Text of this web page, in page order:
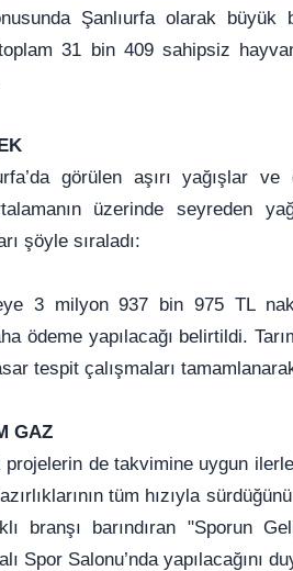
Şanlıurfa olarak büyük
31 bin 409 sahipsiz
görülen aşırı yağışlar
üzerinde seyreden
şöyle sıraladı:
3 milyon 937 bin 975 TL
ödeme yapılacağı belirtildi.
tespit çalışmaları
GAZ
projelerin de takvimine uygun
tüm hızıyla
barındıran "Sporun
Spor Salonu’nda yapılacağını